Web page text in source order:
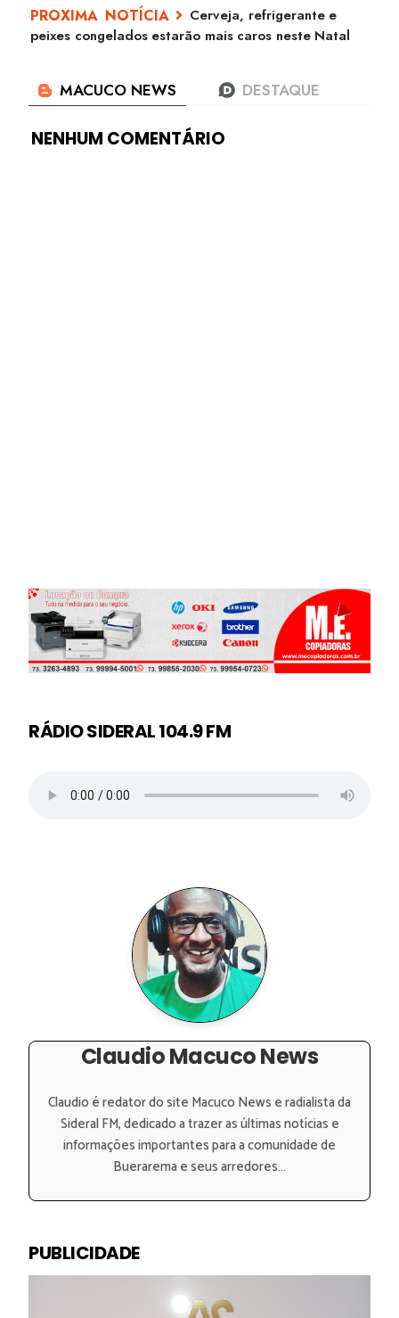
Cerveja, refrigerante e
peixes congelados estarão mais caros neste Natal
NENHUM COMENTÁRIO
RÁDIO SIDERAL 104.9 FM
Claudio Macuco News
Claudio é redator do site Macuco News e radialista da
Sideral FM, dedicado a trazer as últimas notícias e
informações importantes para a comunidade de
Buerarema e seus arredores...
PUBLICIDADE